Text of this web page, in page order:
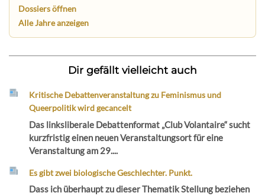
Dossiers öffnen
Alle Jahre anzeigen
Dir gefällt vielleicht auch
Kritische Debattenveranstaltung zu Feminismus und
Queerpolitik wird gecancelt
Das linksliberale Debattenformat „Club Volantaire“ sucht
kurzfristig einen neuen Veranstaltungsort für eine
Veranstaltung am 29....
Es gibt zwei biologische Geschlechter. Punkt.
Dass ich überhaupt zu dieser Thematik Stellung beziehen